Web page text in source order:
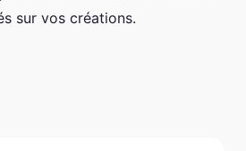
sur vos créations.